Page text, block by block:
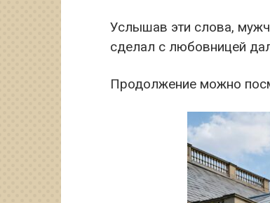
Услышав эти слова,
сделал с любовницей
Продолжение можно